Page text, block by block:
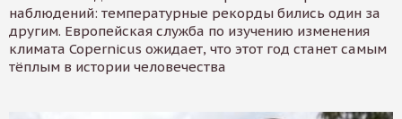
наблюдений: температурные рекорды бились один за
другим. Европейская служба по изучению изменения
климата Copernicus ожидает, что этот год станет самым
тёплым в истории человечества